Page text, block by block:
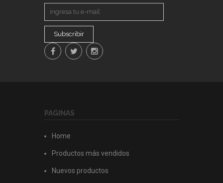
Subscribir
PAGINAS
Home
Productos más vendidos
Nuevos productos